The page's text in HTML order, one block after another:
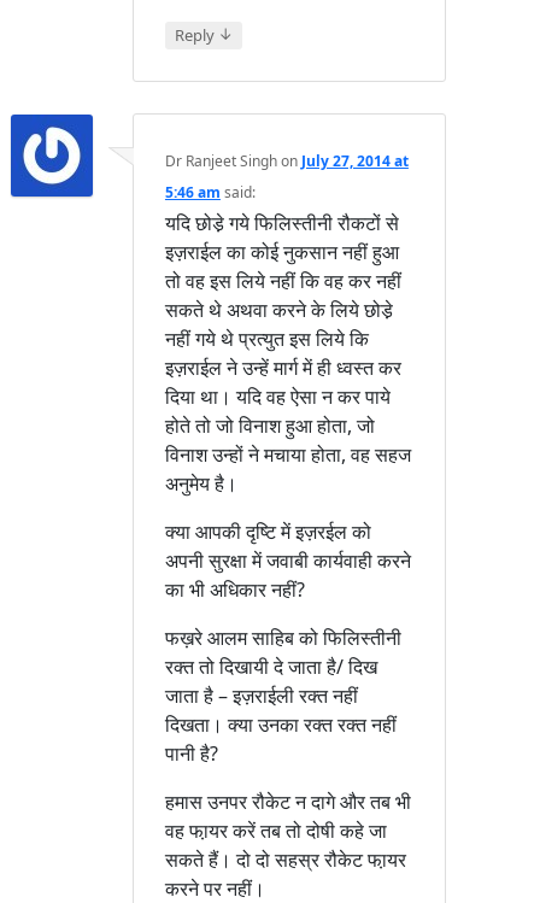
Reply ↓
Dr Ranjeet Singhon July 27, 2014 at
5:46 am said:
यदि छोडे़ गये फिलिस्तीनी रौकटों से
इज़राईल का कोई नुकसान नहीं हुआ
तो वह इस लिये नहीं कि वह कर नहीं
सकते थे अथवा करने के लिये छोडे़
नहीं गये थे प्रत्युत इस लिये कि
इज़राईल ने उन्हें मार्ग में ही ध्वस्त कर
दिया था। यदि वह ऐसा न कर पाये
होते तो जो विनाश हुआ होता, जो
विनाश उन्हों ने मचाया होता, वह सहज
अनुमेय है।
क्या आपकी दृष्टि में इज़रईल को
अपनी सुरक्षा में जवाबी कार्यवाही करने
का भी अधिकार नहीं?
फख़रे आलम साहिब को फिलिस्तीनी
रक्त तो दिखायी दे जाता है/ दिख
जाता है – इज़राईली रक्त नहीं
दिखता। क्या उनका रक्त रक्त नहीं
पानी है?
हमास उनपर रौकेट न दागे और तब भी
वह फा़यर करें तब तो दोषी कहे जा
सकते हैं। दो दो सहस्र रौकेट फा़यर
करने पर नहीं।